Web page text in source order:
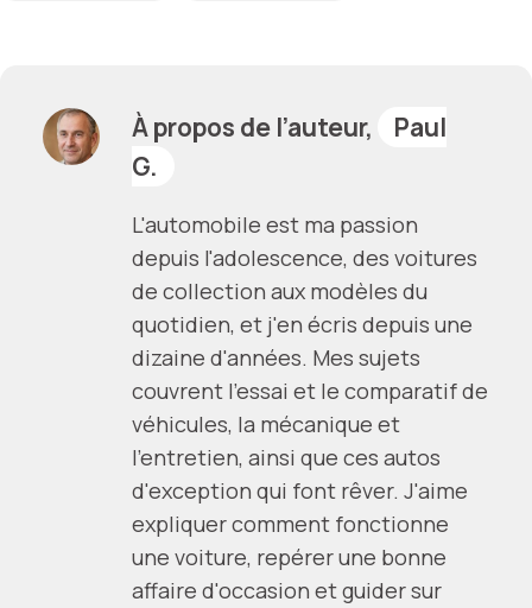
À propos de l’auteur,
Paul
G.
L'automobile est ma passion
depuis l'adolescence, des voitures
de collection aux modèles du
quotidien, et j'en écris depuis une
dizaine d'années. Mes sujets
couvrent l'essai et le comparatif de
véhicules, la mécanique et
l'entretien, ainsi que ces autos
d'exception qui font rêver. J'aime
expliquer comment fonctionne
une voiture, repérer une bonne
affaire d'occasion et guider sur